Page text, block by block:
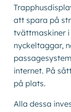
att spara på
tvättmaskiner
nyckeltaggar,
internet. På
på plats.
Alla dessa